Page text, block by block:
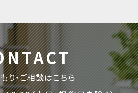
り・ご相談はこちら